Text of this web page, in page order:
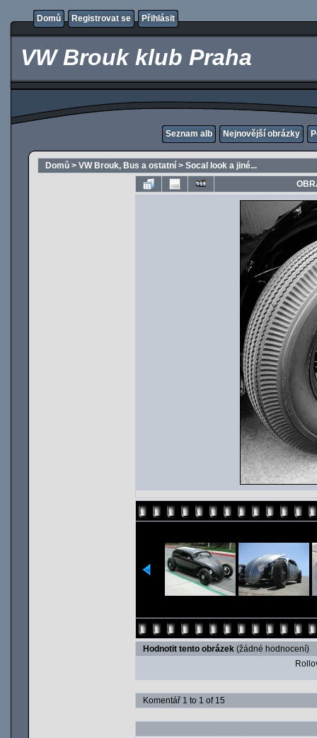
Domů Registrovat se Přihlásit
VW Brouk klub Praha
Seznam alb Nejnovější obrázky
Domů > VW Brouk, Bus a ostatní > Socal look a jiné...
Hodnotit tento obrázek (žádné hodnocení)
Komentář 1 to 1 of 15